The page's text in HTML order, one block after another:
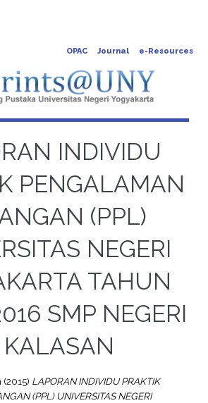
OPAC Journal e-Resources
INDIVIDU
PENGALAMAN
(PPL)
NEGERI
TAHUN
SMP NEGERI
KALASAN
(2015) LAPORAN INDIVIDU PRAKTIK
(PPL) UNIVERSITAS NEGERI